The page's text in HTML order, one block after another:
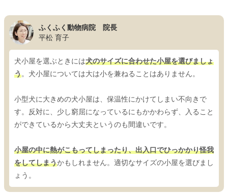
ふくふく動物病院 院長
平松 育子
犬小屋を選ぶときには犬のサイズに合わせた小屋を選びましょ
う。犬小屋については大は小を兼ねることはありません。
小型犬に大きめの犬小屋は、保温性にかけてしまい不向きで
す。反対に、少し窮屈になっているにもかかわらず、入ること
ができているから大丈夫というのも間違いです。
小屋の中に熱がこもってしまったり、出入口でひっかかり怪我
をしてしまうかもしれません。適切なサイズの小屋を選びまし
ょう。